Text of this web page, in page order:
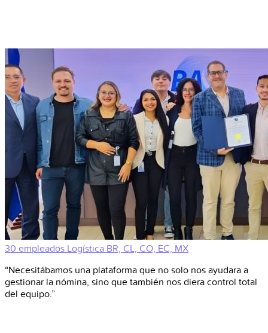
30 empleados Logística BR, CL, CO, EC, MX
“Necesitábamos una plataforma que no solo nos ayudara a
gestionar la nómina, sino que también nos diera control total
del equipo.”